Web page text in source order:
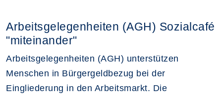
Arbeitsgelegenheiten (AGH) Sozialcafé
"miteinander"
Arbeitsgelegenheiten (AGH) unterstützen
Menschen in Bürgergeldbezug bei der
Eingliederung in den Arbeitsmarkt. Die